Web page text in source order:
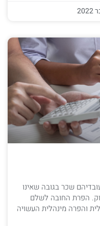
שכר בגובה שאינו
הפרת החובה לשלם
והפרה מינהלית העשויה